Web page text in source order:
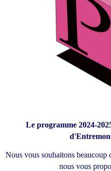
Le programme 2024-
Nous vous souhaitons beaucoup
nous vous